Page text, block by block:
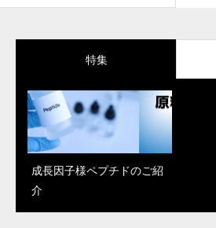
特集
成長因子様ペプチドのご紹
介
「Reju Moon」がパワーア
ップ！新しく解明された肌
改善のメカニズム
題の